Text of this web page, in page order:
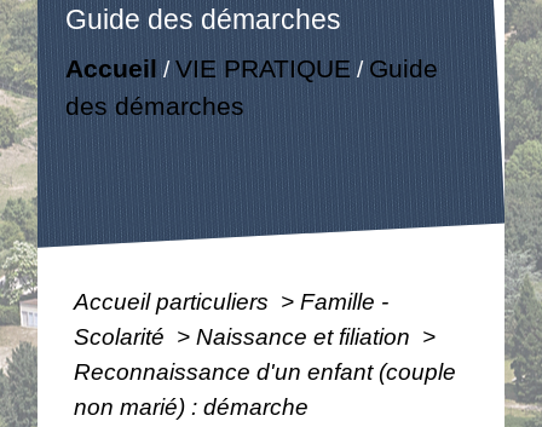
Guide des démarches
Accueil /VIE PRATIQUE / Guide
des démarches
Accueil particuliers > Famille -
Scolarité > Naissance et filiation >
Reconnaissance d'un enfant (couple
non marié) : démarche